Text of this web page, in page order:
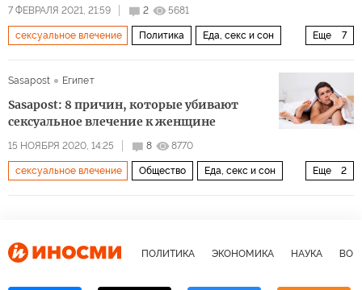
7 ФЕВРАЛЯ 2021, 21:59 2 5681
Еще 7
сексуальное влечение Политика Еда, секс и сон
Sasapost Египет
Sasapost: 8 причин, которые убивают
сексуальное влечение к женщине
15 НОЯБРЯ 2020, 14:25 8 8770
Еще 2
сексуальное влечение Общество Еда, секс и сон
ПОЛИТИКА ЭКОНОМИКА НАУКА